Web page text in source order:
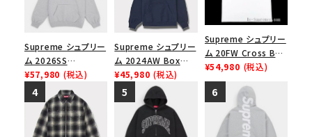
Supreme シュプリー
ム 2026SS
Ghostface Arc
Hooded
Sweatshirt ゴー
ストフェイス アークフ
ーデッドスウェット パ
¥57,980 (税込)
Supreme シュプリー
ム 2024AW Box
Logo Hooded
Sweatshirt ボック
スロゴフードパーカー
ネイビー 紺
¥45,980 (税込)
Supreme シュプリー
ム 20FW Cross Box
Logo Tee クロスボ
ックスロゴＴシャツ ホ
ワイト
¥54,980 (税込)